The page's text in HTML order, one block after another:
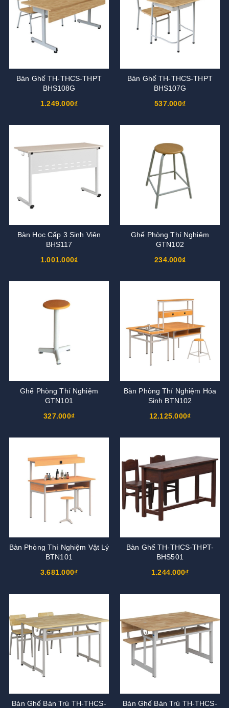
Bàn Ghế TH-THCS-THPT
BHS108G
1.249.000₫
Bàn Ghế TH-THCS-THPT
BHS107G
537.000₫
Bàn Học Cấp 3 Sinh Viên
BHS117
1.001.000₫
Ghế Phòng Thí Nghiệm
GTN102
234.000₫
Ghế Phòng Thí Nghiệm
GTN101
327.000₫
Bàn Phòng Thí Nghiệm Hóa
Sinh BTN102
12.125.000₫
Bàn Phòng Thí Nghiệm Vật Lý
BTN101
3.681.000₫
Bàn Ghế TH-THCS-THPT-
BHS501
1.244.000₫
Bàn Ghế Bán Trú TH-THCS-
Bàn Ghế Bán Trú TH-THCS-